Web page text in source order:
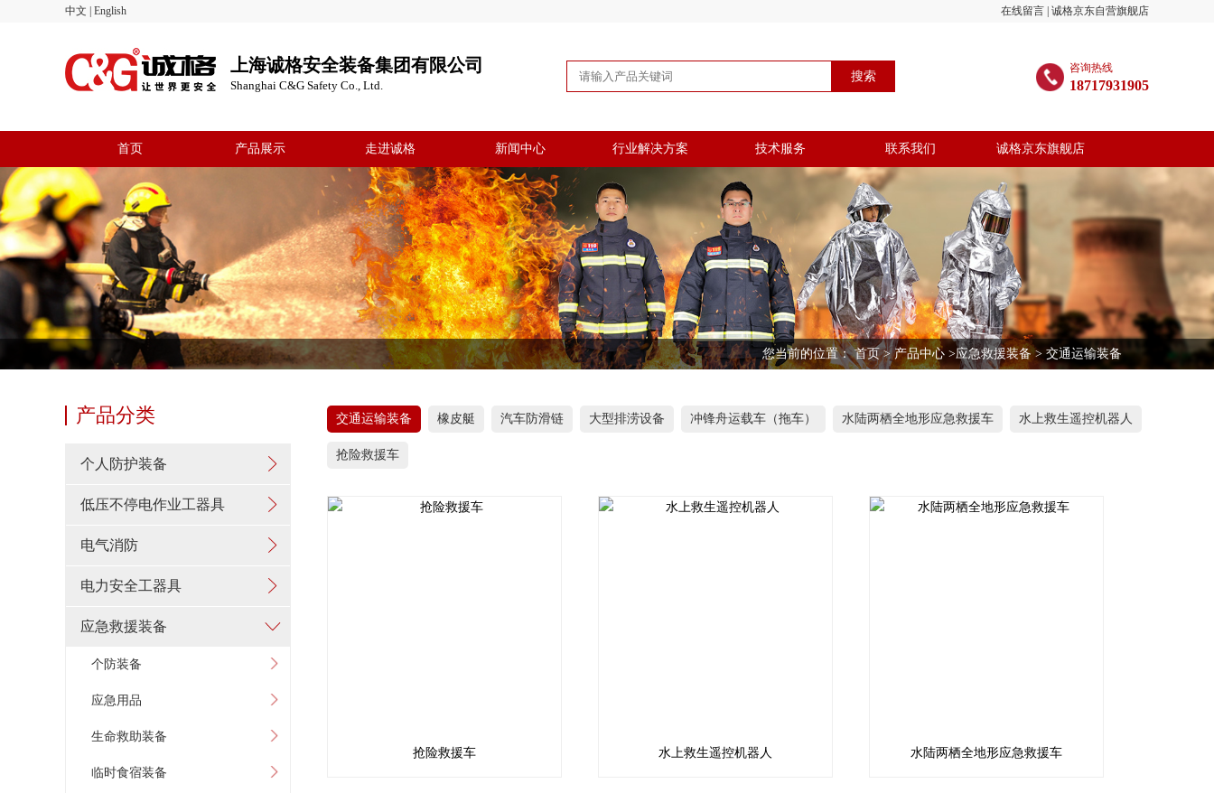
中文 English 在线留言 诚格京东自营旗舰店
上海诚格安全装备集团有限公司
Shanghai C&G Safety Co., Ltd.
搜索
咨询热线
18717931905
首页 产品展示 走进诚格 新闻中心 行业解决方案 技术服务 联系我们 诚格京东旗舰店
您当前的位置：首页>产品中心 >应急救援装备> 交通运输装备
产品分类
个人防护装备
低压不停电作业工器具
电气消防
电力安全工器具
应急救援装备
个防装备
应急用品
生命救助装备
临时食宿装备
交通运输装备 橡皮艇 汽车防滑链 大型排涝设备 冲锋舟运载车（拖车） 水陆两栖全地形应急救援车 水上救生遥控机器人
抢险救援车
抢险救援车 水上救生遥控机器人 水陆两栖全地形应急救援车